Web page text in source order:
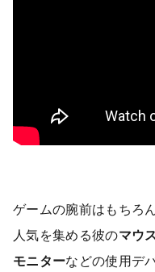
ゲームの腕前はもちろ
人気を集める彼のマウ
モニターなどの使用デ